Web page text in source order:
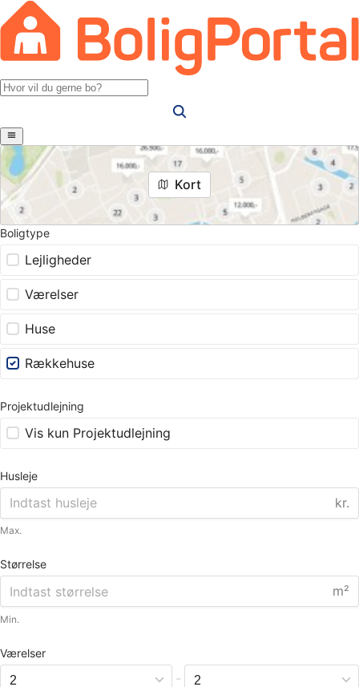
Kort
Boligtype
Lejligheder
Værelser
Huse
Rækkehuse
Projektudlejning
Vis kun Projektudlejning
Husleje
kr.
Max.
Størrelse
m²
Min.
Værelser
-